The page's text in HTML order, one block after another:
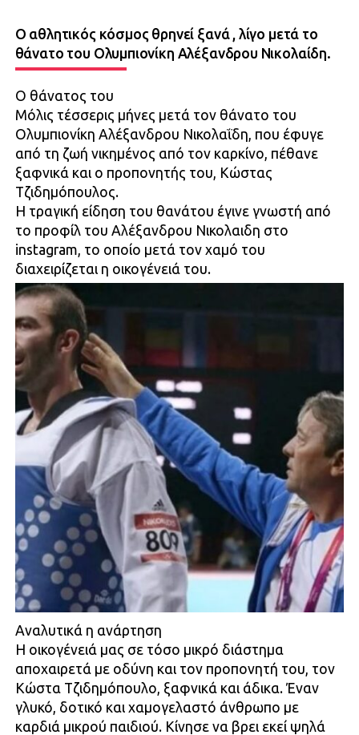
Ο αθλητικός κόσμος θρηνεί ξανά , λίγο μετά το
θάνατο του Ολυμπιονίκη Αλέξανδρου Νικολαίδη.
Ο θάνατος του
Μόλις τέσσερις μήνες μετά τον θάνατο του
Ολυμπιονίκη Αλέξανδρου Νικολαΐδη, που έφυγε
από τη ζωή νικημένος από τον καρκίνο, πέθανε
ξαφνικά και ο προπονητής του, Κώστας
Τζιδημόπουλος.
Η τραγική είδηση του θανάτου έγινε γνωστή από
το προφίλ του Αλέξανδρου Νικολαιδη στο
instagram, το οποίο μετά τον χαμό του
διαχειρίζεται η οικογένειά του.
Αναλυτικά η ανάρτηση
Η οικογένειά μας σε τόσο μικρό διάστημα
αποχαιρετά με οδύνη και τον προπονητή του, τον
Κώστα Τζιδημόπουλο, ξαφνικά και άδικα. Έναν
γλυκό, δοτικό και χαμογελαστό άνθρωπο με
καρδιά μικρού παιδιού. Κίνησε να βρει εκεί ψηλά